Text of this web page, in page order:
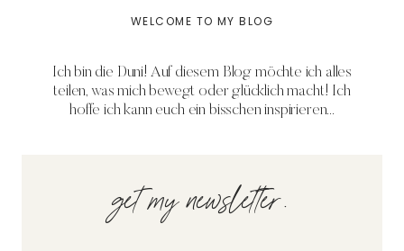
WELCOME TO MY BLOG
Ich bin die Duni! Auf diesem Blog möchte ich alles
teilen, was mich bewegt oder glücklich macht! Ich
hoffe ich kann euch ein bisschen inspirieren...
get my newsletter.